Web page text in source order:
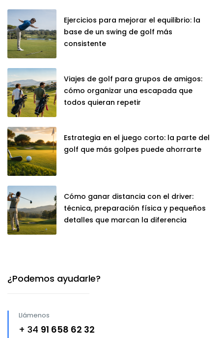
Ejercicios para mejorar el equilibrio: la
base de un swing de golf más
consistente
Viajes de golf para grupos de amigos:
cómo organizar una escapada que
todos quieran repetir
Estrategia en el juego corto: la parte del
golf que más golpes puede ahorrarte
Cómo ganar distancia con el driver:
técnica, preparación física y pequeños
detalles que marcan la diferencia
¿Podemos ayudarle?
Llámenos
+ 34 91 658 62 32